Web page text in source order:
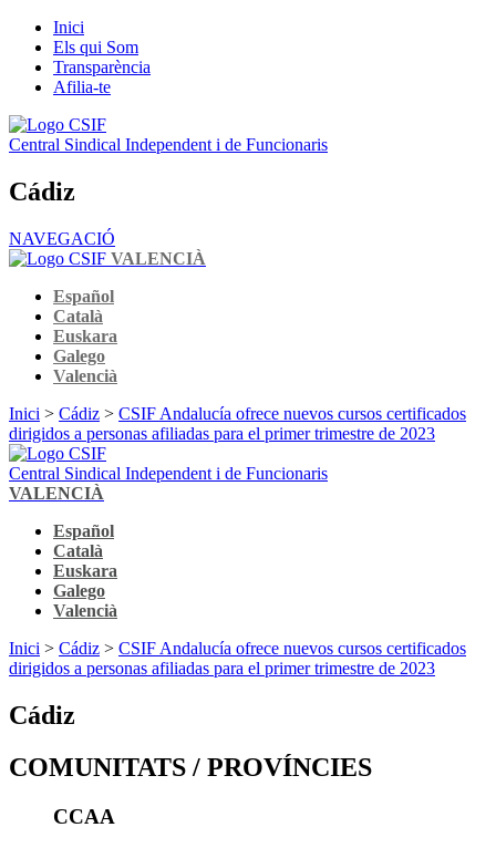
Inici
Els qui Som
Transparència
Afilia-te
Central Sindical Independent i de Funcionaris
Cádiz
NAVEGACIÓ
VALENCIÀ
Español
Català
Euskara
Galego
Valencià
Inici > Cádiz > CSIF Andalucía ofrece nuevos cursos certificados
dirigidos a personas afiliadas para el primer trimestre de 2023
Central Sindical Independent i de Funcionaris
VALENCIÀ
Español
Català
Euskara
Galego
Valencià
Inici > Cádiz > CSIF Andalucía ofrece nuevos cursos certificados
dirigidos a personas afiliadas para el primer trimestre de 2023
Cádiz
COMUNITATS / PROVÍNCIES
CCAA